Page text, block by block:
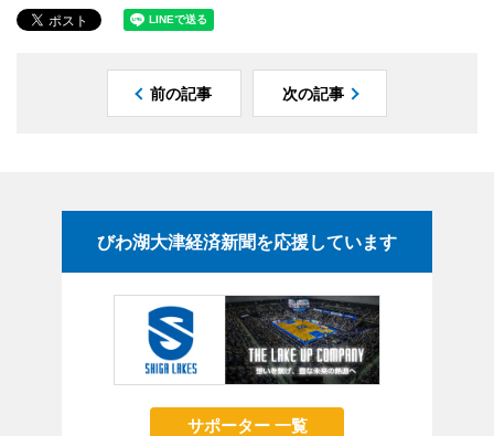
前の記事 次の記事
びわ湖大津経済新聞を応援しています
サポーター 一覧